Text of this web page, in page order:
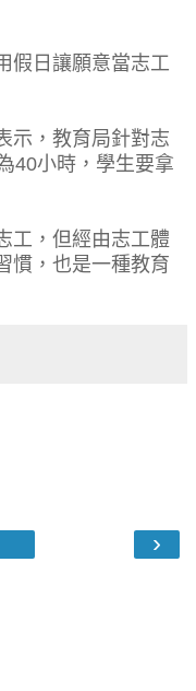
假日讓願意當志工
示，教育局針對志
40小時，學生要拿
工，但經由志工體
慣，也是一種教育
›